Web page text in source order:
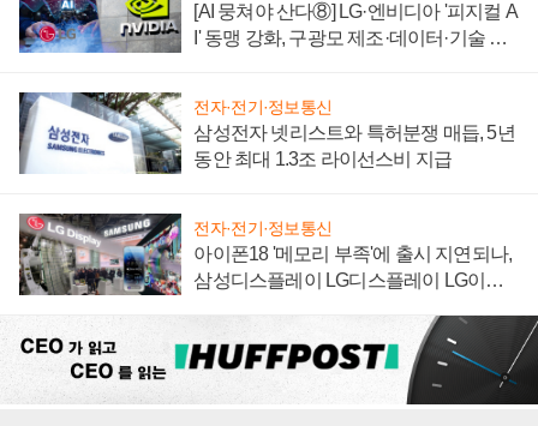
[AI 뭉쳐야 산다⑧] LG·엔비디아 '피지컬 A
I' 동맹 강화, 구광모 제조·데이터·기술 결
전자·전기·정보통신
삼성전자 넷리스트와 특허분쟁 매듭, 5년
동안 최대 1.3조 라이선스비 지급
전자·전기·정보통신
아이폰18 '메모리 부족'에 출시 지연되나,
삼성디스플레이 LG디스플레이 LG이노